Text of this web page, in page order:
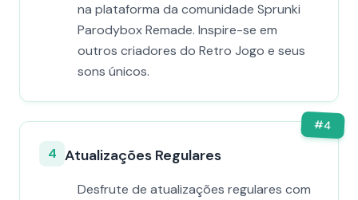
na plataforma da comunidade Sprunki
Parodybox Remade. Inspire-se em
outros criadores do Retro Jogo e seus
sons únicos.
#4
4 Atualizações Regulares
Desfrute de atualizações regulares com